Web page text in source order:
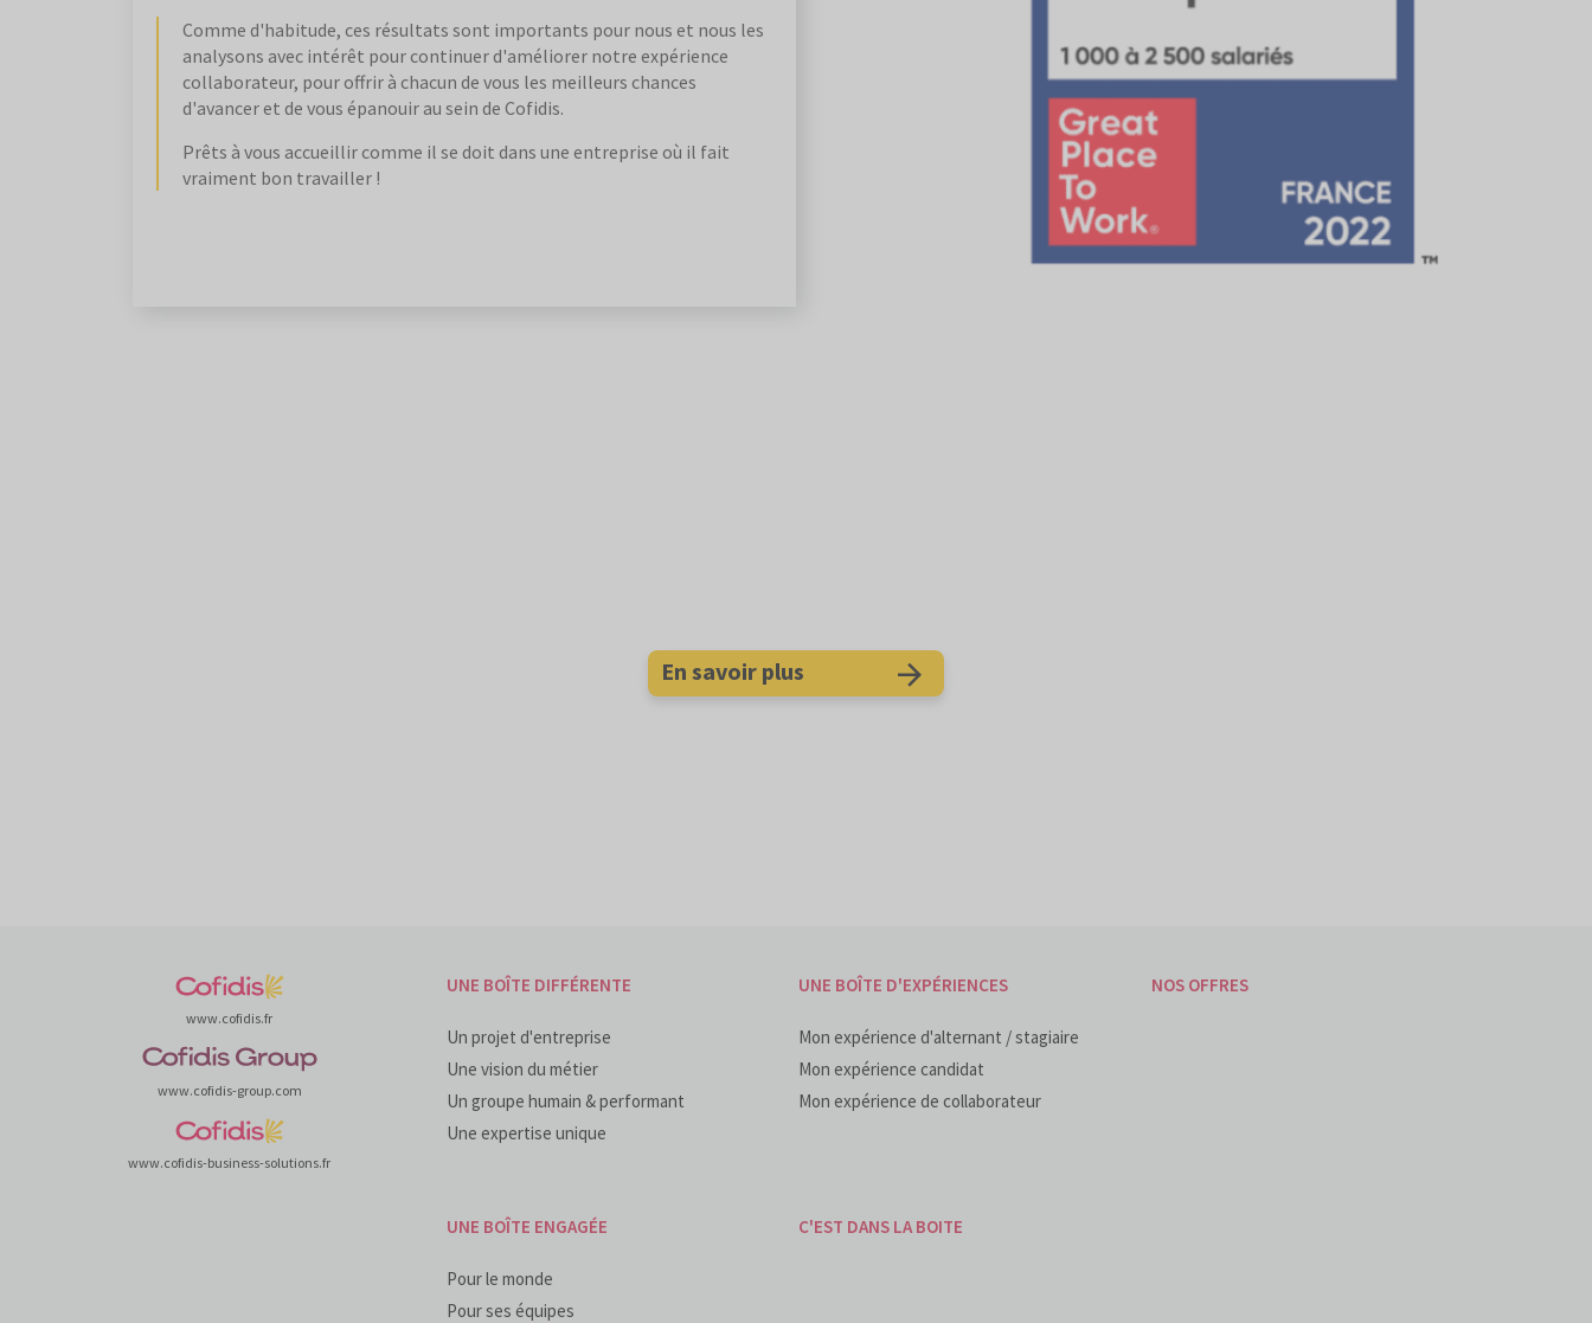
Comme d'habitude, ces résultats sont importants pour nous et nous les
analysons avec intérêt pour continuer d'améliorer notre expérience
collaborateur, pour offrir à chacun de vous les meilleurs chances
d'avancer et de vous épanouir au sein de Cofidis.
Prêts à vous accueillir comme il se doit dans une entreprise où il fait
vraiment bon travailler !
En savoir plus
www.cofidis.fr
www.cofidis-group.com
www.cofidis-business-solutions.fr
UNE BOÎTE DIFFÉRENTE
Un projet d'entreprise
Une vision du métier
Un groupe humain & performant
Une expertise unique
UNE BOÎTE D'EXPÉRIENCES
Mon expérience d'alternant / stagiaire
Mon expérience candidat
Mon expérience de collaborateur
NOS OFFRES
UNE BOÎTE ENGAGÉE
Pour le monde
Pour ses équipes
C'EST DANS LA BOITE